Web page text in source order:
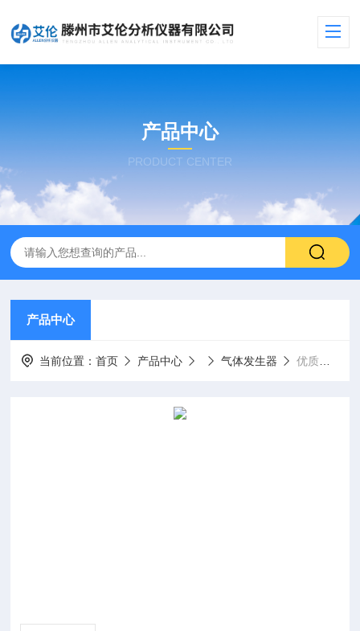
产品中心
PRODUCT CENTER
产品中心
当前位置：首页 产品中心 气体发生器 优质空气发生器 供应